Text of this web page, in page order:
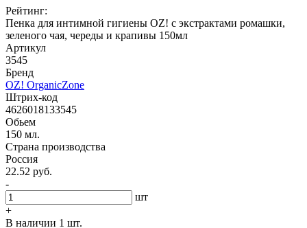
Рейтинг:
Пенка для интимной гигиены OZ! с экстрактами ромашки,
зеленого чая, череды и крапивы 150мл
Артикул
3545
Бренд
OZ! OrganicZone
Штрих-код
4626018133545
Обьем
150 мл.
Страна производства
Россия
22.52 руб.
-
шт
+
В наличии 1 шт.